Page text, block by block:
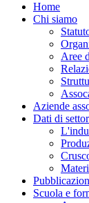
Home
Chi siamo
Aree
Aziende
Dati di
Scuola e